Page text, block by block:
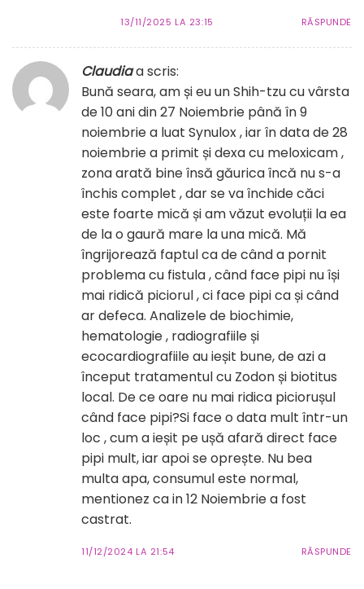
13/11/2025 LA 23:15 RĂSPUNDE
Claudiaa scris:
Bună seara, am și eu un Shih-tzu cu vârsta
de 10 ani din 27 Noiembrie până în 9
noiembrie a luat Synulox , iar în data de 28
noiembrie a primit și dexa cu meloxicam ,
zona arată bine însă găurica încă nu s-a
închis complet , dar se va închide căci
este foarte mică și am văzut evoluții la ea
de la o gaură mare la una mică. Mă
îngrijorează faptul ca de când a pornit
problema cu fistula , când face pipi nu își
mai ridică piciorul , ci face pipi ca și când
ar defeca. Analizele de biochimie,
hematologie , radiografiile și
ecocardiografiile au ieșit bune, de azi a
început tratamentul cu Zodon și biotitus
local. De ce oare nu mai ridica piciorușul
când face pipi?Si face o data mult într-un
loc , cum a ieșit pe ușă afară direct face
pipi mult, iar apoi se oprește. Nu bea
multa apa, consumul este normal,
mentionez ca in 12 Noiembrie a fost
castrat.
11/12/2024 LA 21:54 RĂSPUNDE